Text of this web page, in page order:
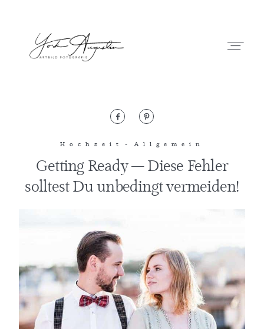
Hochzeit Allgemein
Getting Ready – Diese Fehler
solltest Du unbedingt vermeiden!
Portfolio
Über mich
Newsletter